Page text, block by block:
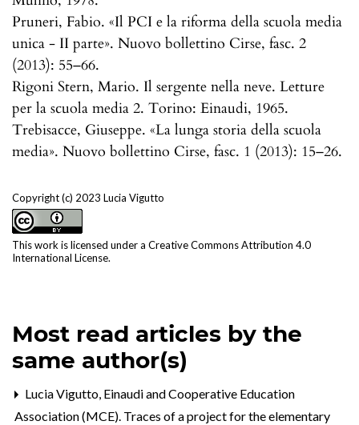
Copyright (c) 2023 Lucia Vigutto
This work is licensed under a Creative Commons Attribution 4.0
International License.
Pruneri, Fabio. «Il PCI e la riforma della scuola media
unica - II parte». Nuovo bollettino Cirse, fasc. 2
(2013): 55–66.
Rigoni Stern, Mario. Il sergente nella neve. Letture
per la scuola media 2. Torino: Einaudi, 1965.
Trebisacce, Giuseppe. «La lunga storia della scuola
media». Nuovo bollettino Cirse, fasc. 1 (2013): 15–26.
Most read articles by the
same author(s)
Lucia Vigutto, Einaudi and Cooperative Education
Association (MCE). Traces of a project for the elementary